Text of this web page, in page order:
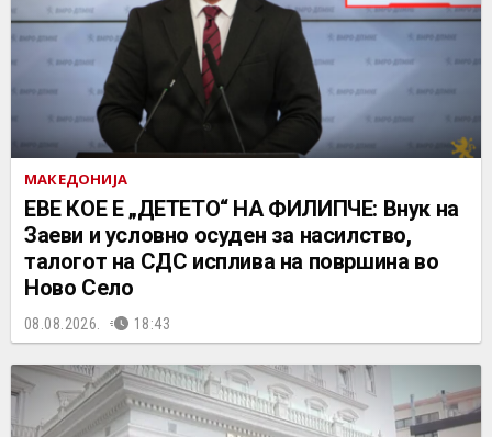
МАКЕДОНИЈА
ЕВЕ КОЕ Е „ДЕТЕТО“ НА ФИЛИПЧЕ: Внук на
Заеви и условно осуден за насилство,
талогот на СДС исплива на површина во
Ново Село
08.08.2026. 18:43